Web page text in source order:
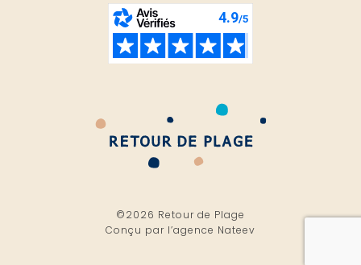
©2026 Retour de Plage
Conçu par l’agence Nateev